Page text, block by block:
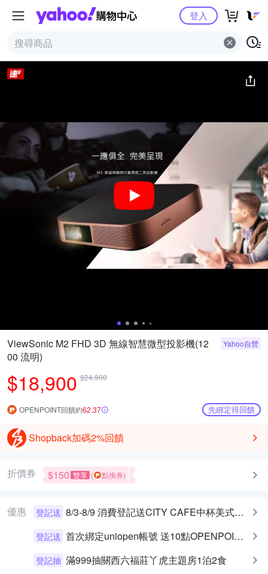
Yahoo購物中心
登入
簡介 評價 (0) 猜你喜歡
ViewSonic M2 FHD 3D 無線智慧微型投影機(12
00 流明)
$18,900 $24,900
Yahoo自營
OPENPOINT回饋約62.37 先綁定得回饋
Shopback加碼2%回饋
折價券 $150 雙享 ( 點換券)
優惠 登記送 8/3-8/9 消費登記送CITY CAFE中杯美式乙杯
登記送 首次綁定uniopen帳號 送10點OPENPOINT+統一布丁一個
登記抽 滿999抽關西六福莊丫虎主題房1泊2食